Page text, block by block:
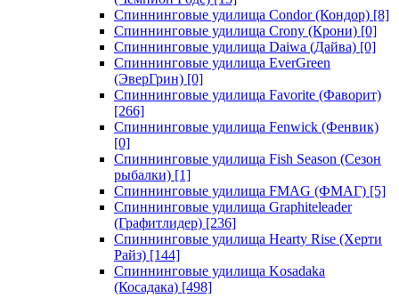
Спиннинговые удилища Condor (Кондор) [8]
Спиннинговые удилища Crony (Крони) [0]
Спиннинговые удилища Daiwa (Дайва) [0]
Спиннинговые удилища EverGreen
(ЭверГрин) [0]
Спиннинговые удилища Favorite (Фаворит)
[266]
Спиннинговые удилища Fenwick (Фенвик)
[0]
Спиннинговые удилища Fish Season (Сезон
рыбалки) [1]
Спиннинговые удилища FMAG (ФМАГ) [5]
Спиннинговые удилища Graphiteleader
(Графитлидер) [236]
Спиннинговые удилища Hearty Rise (Херти
Райз) [144]
Спиннинговые удилища Kosadaka
(Косадака) [498]